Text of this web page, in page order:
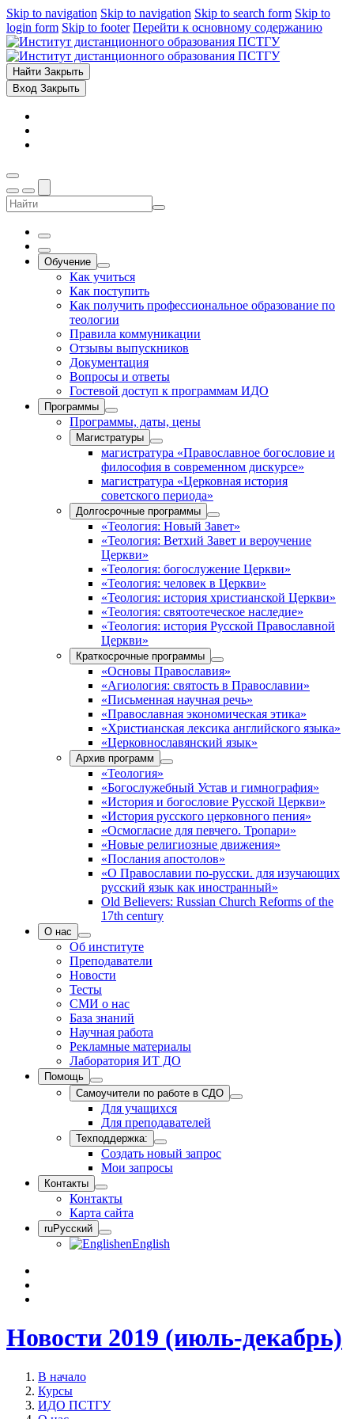
Skip to navigation Skip to navigation Skip to search form Skip to
login form Skip to footer Перейти к основному содержанию
Найти Закрыть
Вход Закрыть
Обучение
Как учиться
Как поступить
Как получить профессиональное образование по
теологии
Правила коммуникации
Отзывы выпускников
Документация
Вопросы и ответы
Гостевой доступ к программам ИДО
Программы
Программы, даты, цены
Магистратуры
магистратура «Православное богословие и
философия в современном дискурсе»
магистратура «Церковная история
советского периода»
Долгосрочные программы
«Теология: Новый Завет»
«Теология: Ветхий Завет и вероучение
Церкви»
«Теология: богослужение Церкви»
«Теология: человек в Церкви»
«Теология: история христианской Церкви»
«Теология: святоотеческое наследие»
«Теология: история Русской Православной
Церкви»
Краткосрочные программы
«Основы Православия»
«Агиология: святость в Православии»
«Письменная научная речь»
«Православная экономическая этика»
«Христианская лексика английского языка»
«Церковнославянский язык»
Архив программ
«Теология»
«Богослужебный Устав и гимнография»
«История и богословие Русской Церкви»
«История русского церковного пения»
«Осмогласие для певчего. Тропари»
«Новые религиозные движения»
«Послания апостолов»
«О Православии по-русски. для изучающих
русский язык как иностранный»
Old Believers: Russian Church Reforms of the
17th century
О нас
Об институте
Преподаватели
Новости
Тесты
СМИ о нас
База знаний
Научная работа
Рекламные материалы
Лаборатория ИТ ДО
Помощь
Самоучители по работе в СДО
Для учащихся
Для преподавателей
Техподдержка:
Создать новый запрос
Мои запросы
Контакты
Контакты
Карта сайта
ruРусский
enEnglish
Новости 2019 (июль-декабрь)
В начало
Курсы
ИДО ПСТГУ